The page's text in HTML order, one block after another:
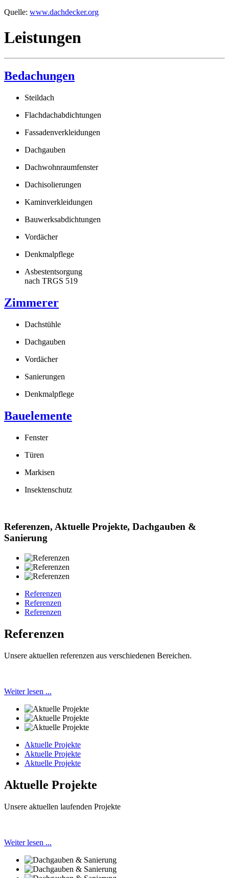
Quelle: www.dachdecker.org
Leistungen
Bedachungen
Steildach
Flachdachabdichtungen
Fassadenverkleidungen
Dachgauben
Dachwohnraumfenster
Dachisolierungen
Kaminverkleidungen
Bauwerksabdichtungen
Vordächer
Denkmalpflege
Asbestentsorgung
nach TRGS 519
Zimmerer
Dachstühle
Dachgauben
Vordächer
Sanierungen
Denkmalpflege
Bauelemente
Fenster
Türen
Markisen
Insektenschutz
Referenzen, Aktuelle Projekte, Dachgauben &
Sanierung
Referenzen
Referenzen
Referenzen
Referenzen
Unsere aktuellen referenzen aus verschiedenen Bereichen.
Weiter lesen ...
Aktuelle Projekte
Aktuelle Projekte
Aktuelle Projekte
Aktuelle Projekte
Unsere aktuellen laufenden Projekte
Weiter lesen ...